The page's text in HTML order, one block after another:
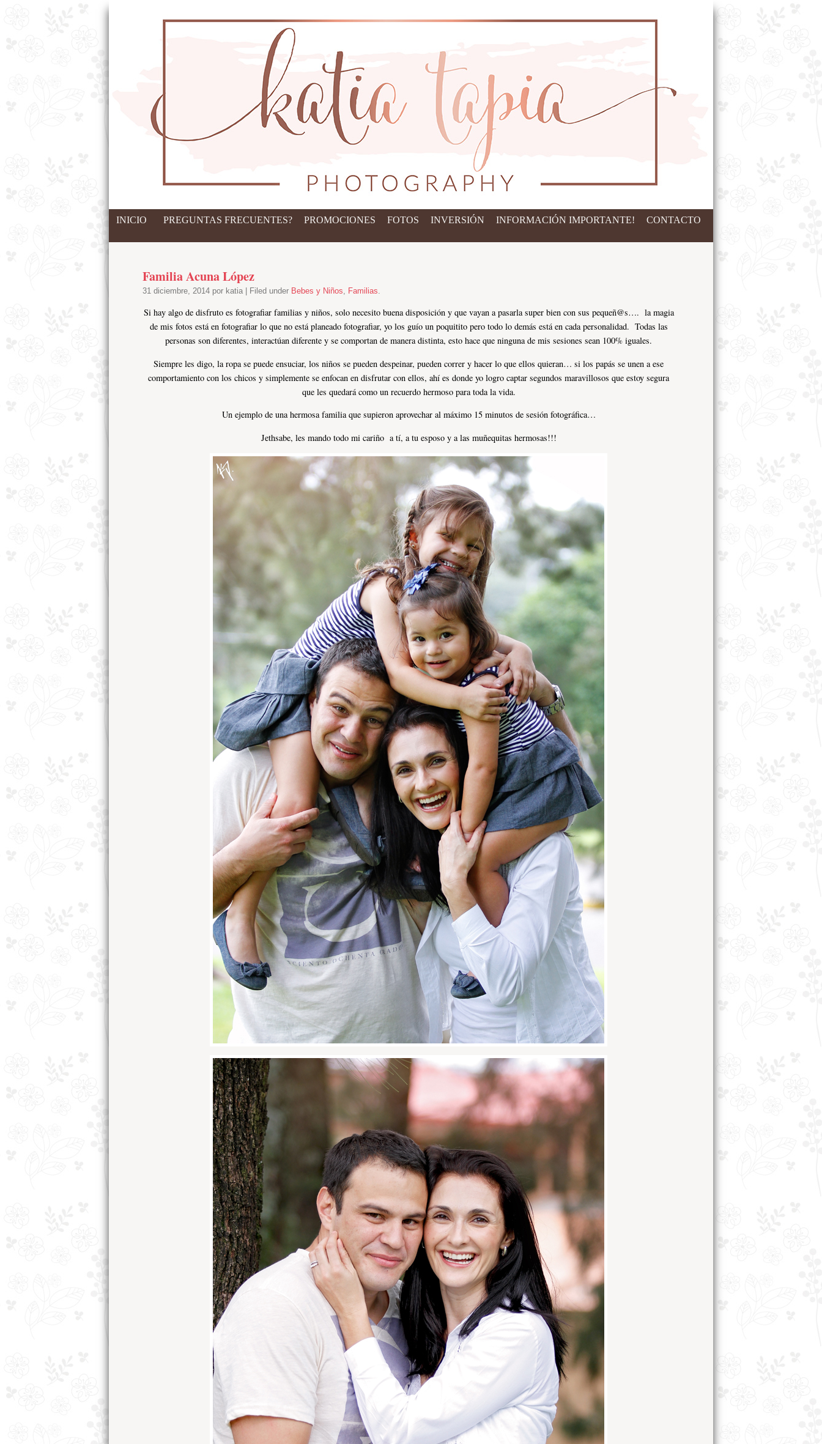
INICIO PREGUNTAS FRECUENTES? PROMOCIONES FOTOS INVERSIÓN INFORMACIÓN IMPORTANTE! CONTACTO
Familia Acuna López
31 diciembre, 2014 por katia | Filed under Bebes y Niños, Familias.
Si hay algo de disfruto es fotografiar familias y niños, solo necesito buena disposición y que vayan a pasarla super bien con sus pequeñ@s…. la magia
de mis fotos está en fotografiar lo que no está planeado fotografiar, yo los guío un poquitito pero todo lo demás está en cada personalidad. Todas las
personas son diferentes, interactúan diferente y se comportan de manera distinta, esto hace que ninguna de mis sesiones sean 100% iguales.
Siempre les digo, la ropa se puede ensuciar, los niños se pueden despeinar, pueden correr y hacer lo que ellos quieran… si los papás se unen a ese
comportamiento con los chicos y simplemente se enfocan en disfrutar con ellos, ahí es donde yo logro captar segundos maravillosos que estoy segura
que les quedará como un recuerdo hermoso para toda la vida.
Un ejemplo de una hermosa familia que supieron aprovechar al máximo 15 minutos de sesión fotográfica…
Jethsabe, les mando todo mi cariño a tí, a tu esposo y a las muñequitas hermosas!!!